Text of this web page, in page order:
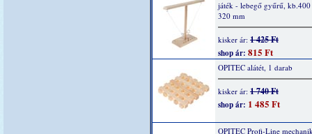
játék - lebegő gyűrű,
320 mm
kisker ár: 1 425 Ft
shop ár: 815 Ft
OPITEC alátét, 1 darab
kisker ár: 1 740 Ft
shop ár: 1 485 Ft
OPITEC Profi-Line